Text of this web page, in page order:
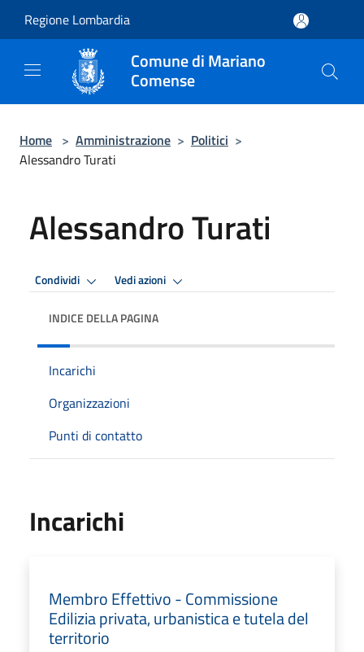
Regione Lombardia
Comune di Mariano
Comense
Home > Amministrazione > Politici >
Alessandro Turati
Alessandro Turati
Condividi Vedi azioni
INDICE DELLA PAGINA
Incarichi
Organizzazioni
Punti di contatto
Incarichi
Membro Effettivo - Commissione
Edilizia privata, urbanistica e tutela del
territorio